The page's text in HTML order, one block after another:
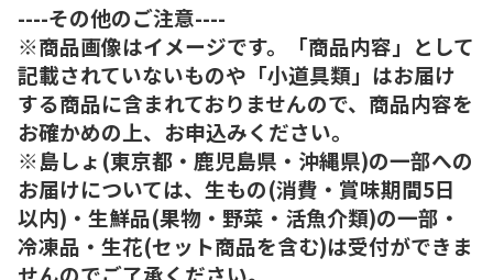
----その他のご注意----
※商品画像はイメージです。「商品内容」として
記載されていないものや「小道具類」はお届け
する商品に含まれておりませんので、商品内容を
お確かめの上、お申込みください。
※島しょ(東京都・鹿児島県・沖縄県)の一部への
お届けについては、生もの(消費・賞味期間5日
以内)・生鮮品(果物・野菜・活魚介類)の一部・
冷凍品・生花(セット商品を含む)は受付ができま
せんのでご了承ください。